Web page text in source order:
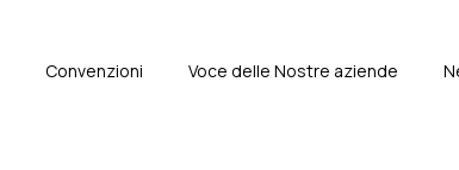
Convenzioni Voce delle Nostre aziende